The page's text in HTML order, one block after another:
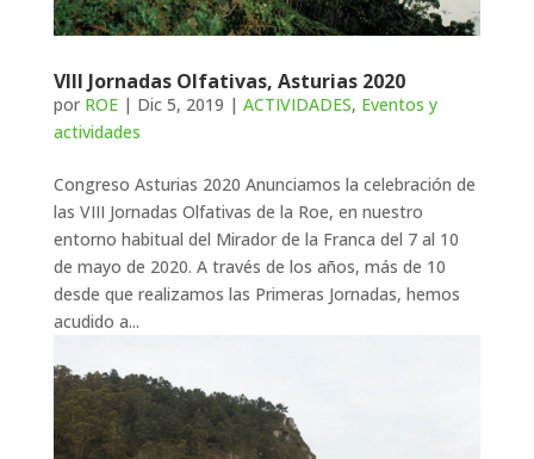
VIII Jornadas Olfativas, Asturias 2020
por ROE| Dic 5, 2019 | ACTIVIDADES, Eventos y
actividades
Congreso Asturias 2020 Anunciamos la celebración de
las VIII Jornadas Olfativas de la Roe, en nuestro
entorno habitual del Mirador de la Franca del 7 al 10
de mayo de 2020. A través de los años, más de 10
desde que realizamos las Primeras Jornadas, hemos
acudido a...